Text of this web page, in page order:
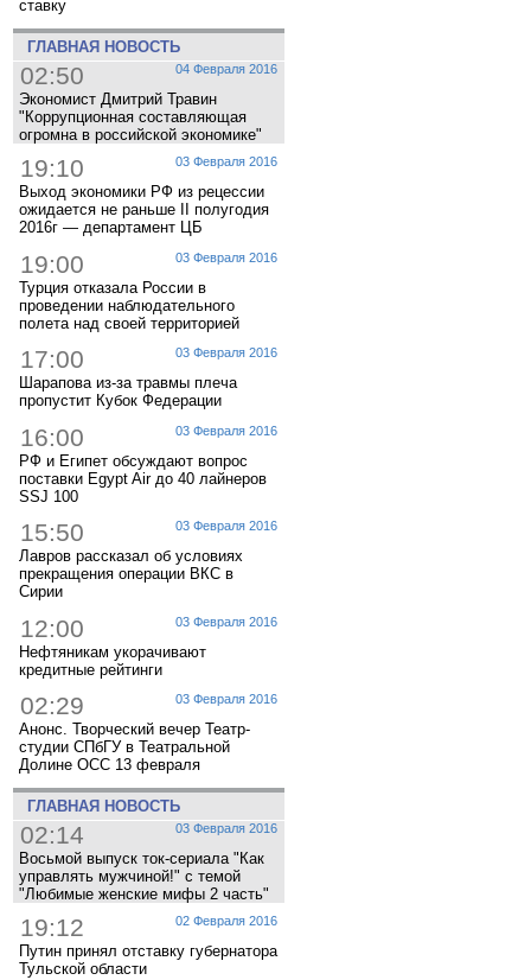
ставку
ГЛАВНАЯ НОВОСТЬ
04 Февраля 2016
02:50
Экономист Дмитрий Травин
"Коррупционная составляющая
огромна в российской экономике"
03 Февраля 2016
19:10
Выход экономики РФ из рецессии
ожидается не раньше II полугодия
2016г — департамент ЦБ
03 Февраля 2016
19:00
Турция отказала России в
проведении наблюдательного
полета над своей территорией
03 Февраля 2016
17:00
Шарапова из-за травмы плеча
пропустит Кубок Федерации
03 Февраля 2016
16:00
РФ и Египет обсуждают вопрос
поставки Egypt Air до 40 лайнеров
SSJ 100
03 Февраля 2016
15:50
Лавров рассказал об условиях
прекращения операции ВКС в
Сирии
03 Февраля 2016
12:00
Нефтяникам укорачивают
кредитные рейтинги
03 Февраля 2016
02:29
Анонс. Творческий вечер Театр-
студии СПбГУ в Театральной
Долине ОСС 13 февраля
ГЛАВНАЯ НОВОСТЬ
03 Февраля 2016
02:14
Восьмой выпуск ток-сериала "Как
управлять мужчиной!" с темой
"Любимые женские мифы 2 часть"
02 Февраля 2016
19:12
Путин принял отставку губернатора
Тульской области